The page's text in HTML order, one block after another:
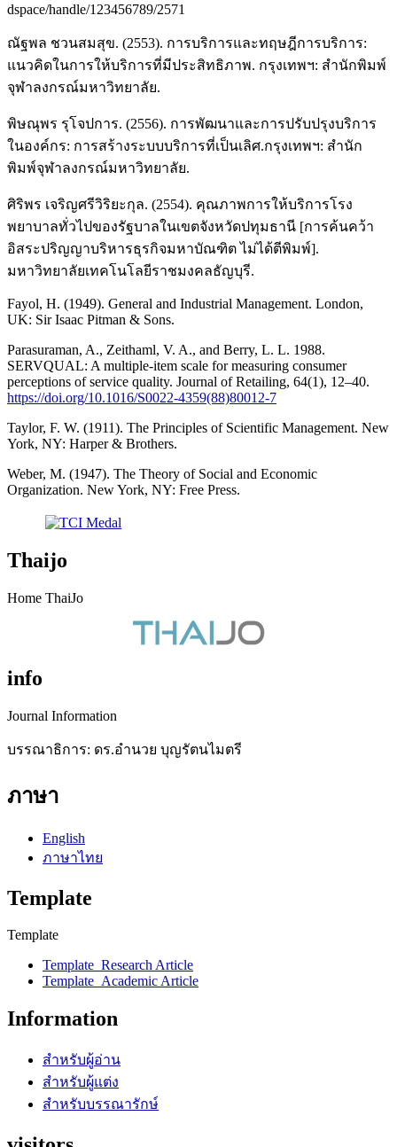
dspace/handle/123456789/2571
ณัฐพล ชวนสมสุข. (2553). การบริการและทฤษฎีการบริการ:
แนวคิดในการให้บริการที่มีประสิทธิภาพ. กรุงเทพฯ: สำนักพิมพ์
จุฬาลงกรณ์มหาวิทยาลัย.
พิษณุพร รุโจปการ. (2556). การพัฒนาและการปรับปรุงบริการ
ในองค์กร: การสร้างระบบบริการที่เป็นเลิศ.กรุงเทพฯ: สำนัก
พิมพ์จุฬาลงกรณ์มหาวิทยาลัย.
ศิริพร เจริญศรีวิริยะกุล. (2554). คุณภาพการให้บริการโรง
พยาบาลทั่วไปของรัฐบาลในเขตจังหวัดปทุมธานี [การค้นคว้า
อิสระปริญญาบริหารธุรกิจมหาบัณฑิต ไม่ได้ตีพิมพ์].
มหาวิทยาลัยเทคโนโลยีราชมงคลธัญบุรี.
Fayol, H. (1949). General and Industrial Management. London,
UK: Sir Isaac Pitman & Sons.
Parasuraman, A., Zeithaml, V. A., and Berry, L. L. 1988.
SERVQUAL: A multiple-item scale for measuring consumer
perceptions of service quality. Journal of Retailing, 64(1), 12–40.
https://doi.org/10.1016/S0022-4359(88)80012-7
Taylor, F. W. (1911). The Principles of Scientific Management. New
York, NY: Harper & Brothers.
Weber, M. (1947). The Theory of Social and Economic
Organization. New York, NY: Free Press.
Thaijo
Home ThaiJo
info
Journal Information
บรรณาธิการ: ดร.อำนวย บุญรัตนไมตรี
ภาษา
English
ภาษาไทย
Template
Template
Template_Research Article
Template_Academic Article
Information
สำหรับผู้อ่าน
สำหรับผู้แต่ง
สำหรับบรรณารักษ์